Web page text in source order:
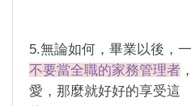
5.無論如何，畢業以後，
不要當全職的家務管理者
愛，那麼就好好的享受